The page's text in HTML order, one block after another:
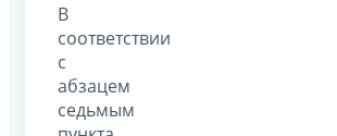
В
соответствии
с
абзацем
седьмым